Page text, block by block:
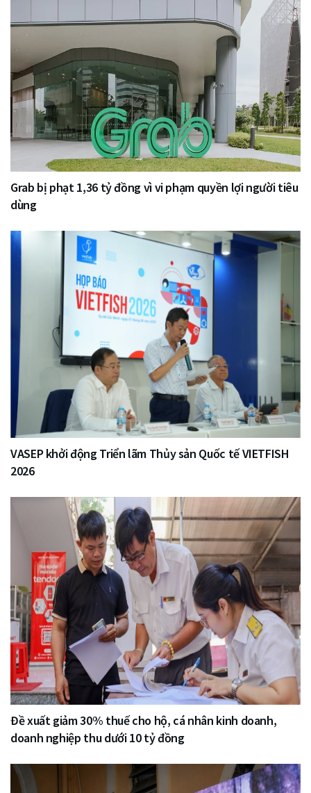
Grab bị phạt 1,36 tỷ đồng vì vi phạm quyền lợi người tiêu
dùng
VASEP khởi động Triển lãm Thủy sản Quốc tế VIETFISH
2026
Đề xuất giảm 30% thuế cho hộ, cá nhân kinh doanh,
doanh nghiệp thu dưới 10 tỷ đồng